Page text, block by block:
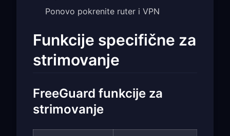
Ponovo pokrenite ruter i VPN
Funkcije specifične za
strimovanje
FreeGuard funkcije za
strimovanje